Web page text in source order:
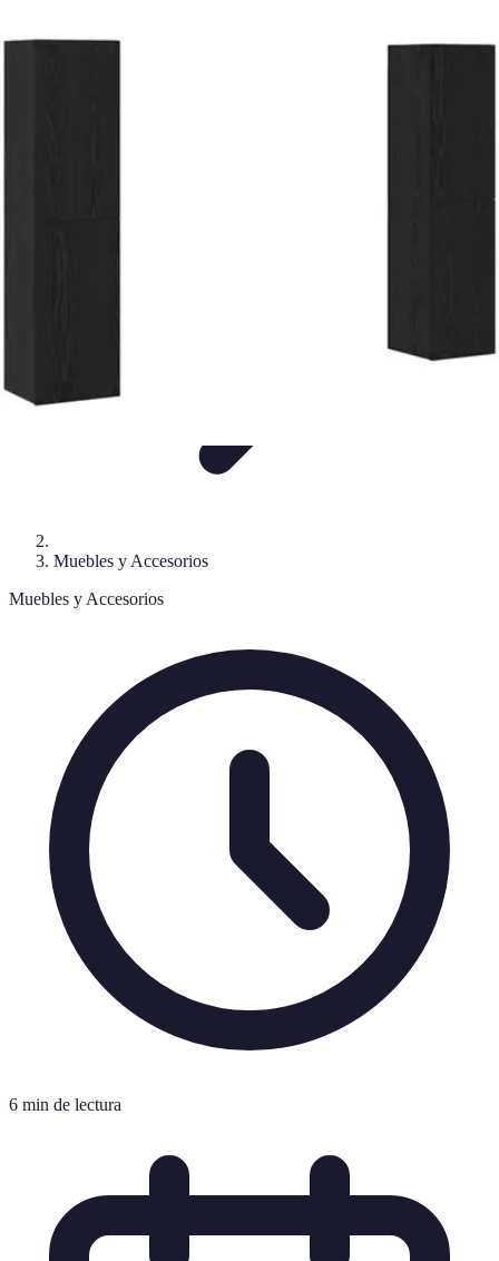
ParedesRecomendaciones
Muebles y Accesorios
Muebles y Accesorios
6 min de lectura